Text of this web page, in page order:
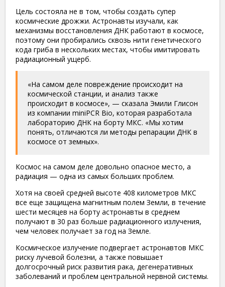
Цель состояла не в том, чтобы создать супер
космические дрожжи. Астронавты изучали, как
механизмы восстановления ДНК работают в космосе,
поэтому они пробирались сквозь нити генетического
кода гриба в нескольких местах, чтобы имитировать
радиационный ущерб.
«На самом деле повреждение происходит на
космической станции, и анализ также
происходит в космосе», — сказала Эмили Глисон
из компании miniPCR Bio, которая разработала
лабораторию ДНК на борту МКС. «Мы хотим
понять, отличаются ли методы репарации ДНК в
космосе от земных».
Космос на самом деле довольно опасное место, а
радиация — одна из самых больших проблем.
Хотя на своей средней высоте 408 километров МКС
все еще защищена магнитным полем Земли, в течение
шести месяцев на борту астронавты в среднем
получают в 30 раз больше радиационного излучения,
чем человек получает за год на Земле.
Космическое излучение подвергает астронавтов МКС
риску лучевой болезни, а также повышает
долгосрочный риск развития рака, дегенеративных
заболеваний и проблем центральной нервной системы.